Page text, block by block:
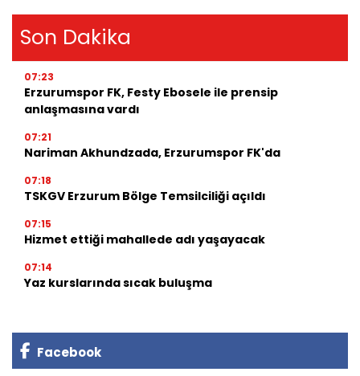
Son Dakika
07:23
Erzurumspor FK, Festy Ebosele ile prensip
anlaşmasına vardı
07:21
Nariman Akhundzada, Erzurumspor FK'da
07:18
TSKGV Erzurum Bölge Temsilciliği açıldı
07:15
Hizmet ettiği mahallede adı yaşayacak
07:14
Yaz kurslarında sıcak buluşma
Facebook